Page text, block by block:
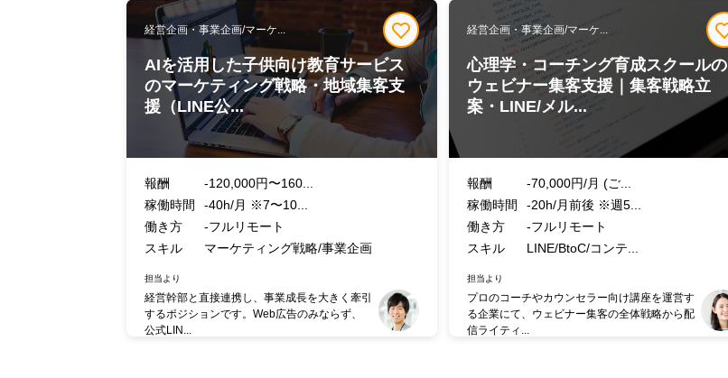
経営企画・事業企画/マーケ...
AIを活用した子供向け教育サービス
のマーケティング戦略・地域集客支
援（LINE公...
報酬
-120,000円〜160...
稼働時間
-40h/月 ※7〜10...
働き方
-フルリモート
スキル
マーケティング戦略/事業企画
担当より
経営幹部と直接連携し、事業成長を大きく牽引
するポジションです。Web広告のみならず、
公式LIN...
経営企画・事業企画/マーケ...
心理学・コーチング育成スクールの
ウェビナー集客支援｜集客戦略立
案・LINE/メル...
報酬
-70,000円/月 (ご...
稼働時間
-20h/月前後 ※週5...
働き方
-フルリモート
スキル
LINE/BtoC/コンテ...
担当より
プロのコーチやカウンセラー向け講座を運営す
る企業にて、ウェビナー集客の全体戦略から配
信ライティ...